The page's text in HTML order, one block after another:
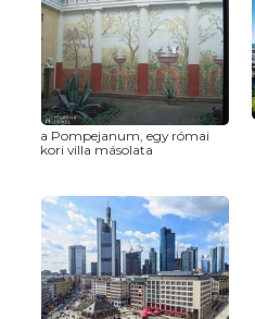
a Pompejanum, egy római
kori villa másolata